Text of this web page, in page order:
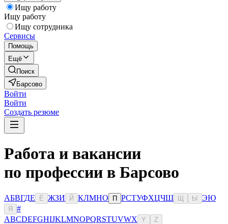
Ищу работу
Ищу работу
Ищу сотрудника
Сервисы
Помощь
Ещё
Поиск
Барсово
Войти
Войти
Создать резюме
Работа и вакансии
по профессии в Барсово
АБВГДЕ Ё ЖЗИ Й КЛМНО П РСТУФХЦЧШ Ы ЭЮ
Я
#
ABCDEFGHIJKLMNOPQRSTUVWX Y Z